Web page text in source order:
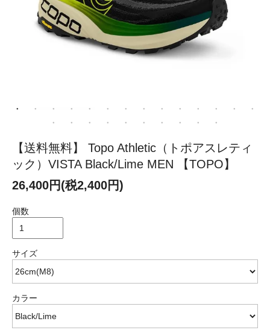
【送料無料】 Topo Athletic（トポアスレティ
ック）VISTA Black/Lime MEN 【TOPO】
26,400円(税2,400円)
個数
サイズ
カラー